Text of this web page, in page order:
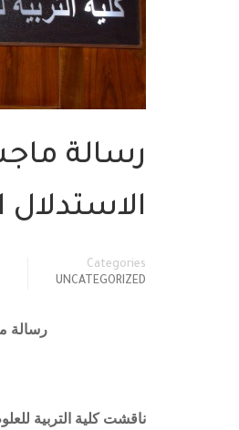
رسالة
Categories
UNCATEGORIZED
رسالة
ناقشت كلية التربية